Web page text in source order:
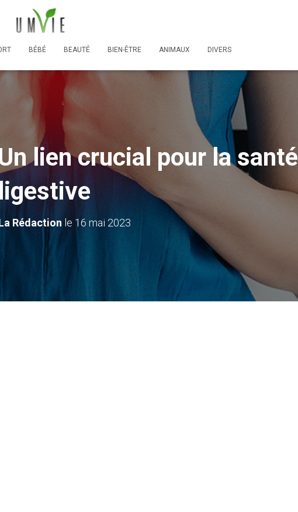
BÉBÉ BEAUTÉ BIEN-ÊTRE ANIMAUX DIVERS
lien crucial pour la santé
Rédaction le 16 mai 2023